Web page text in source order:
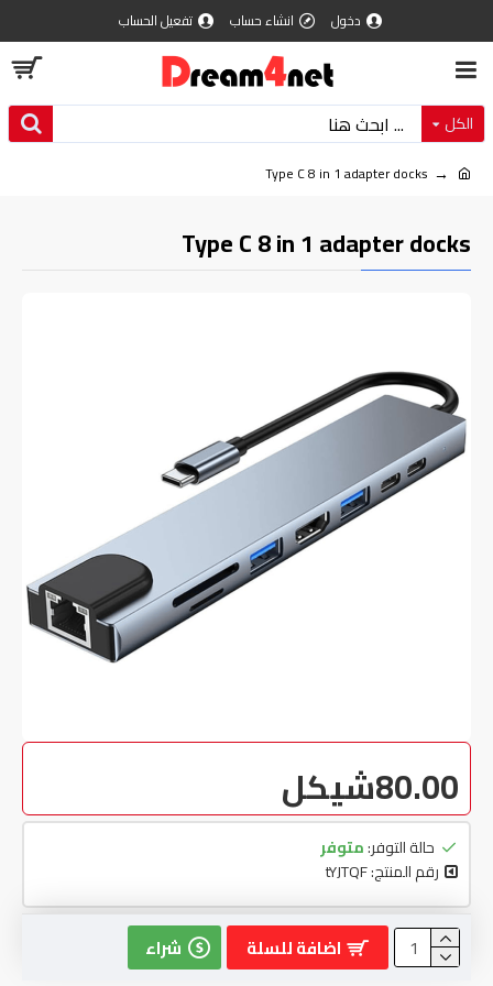
دخول انشاء حساب تفعيل الحساب
الكل
Type C 8 in 1 adapter docks
Type C 8 in 1 adapter docks
حالة التوفر:متوفر
رقم المنتج:tYJTQF
80.00شيكل
اضافة للسلة شراء